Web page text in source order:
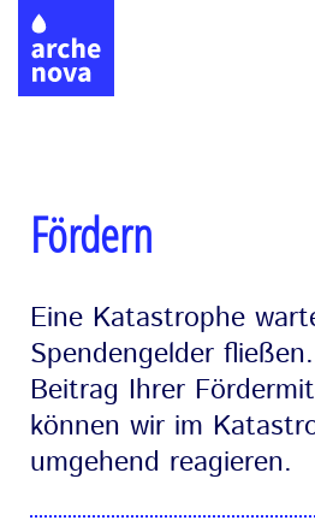
Direkt
zum
Inhalt
Fördern
Eine Katastrophe
Spendengelder
Beitrag Ihrer
können wir im
umgehend reagieren.